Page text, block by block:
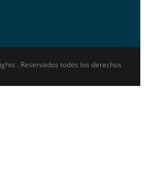
. Reservados todos los derechos